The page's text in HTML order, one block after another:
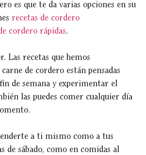
es que te da varias opciones en su
recetas de cordero
cordero rápidas.
Las recetas que hemos
de cordero están pensadas
de semana y experimentar el
las puedes comer cualquier día
a ti mismo como a tus
de sábado, como en comidas al